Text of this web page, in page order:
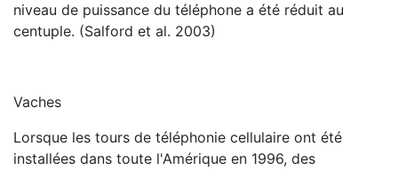
niveau de puissance du téléphone a été réduit au
centuple. (Salford et al. 2003)
Vaches
Lorsque les tours de téléphonie cellulaire ont été
installées dans toute l'Amérique en 1996, des